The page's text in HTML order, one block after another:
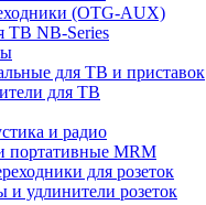
(OTG-AUX)
ТВ NB-Series
для ТВ и приставок
для ТВ
и радио
портативные MRM
для розеток
и удлинители розеток